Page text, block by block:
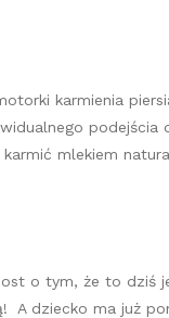
karmienia
mlekiem
o tym, że to
A dziecko ma już